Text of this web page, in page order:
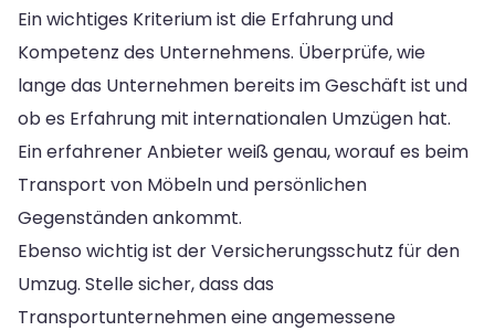
Ein wichtiges Kriterium ist die Erfahrung und
Kompetenz des Unternehmens. Überprüfe, wie
lange das Unternehmen bereits im Geschäft ist und
ob es Erfahrung mit internationalen Umzügen hat.
Ein erfahrener Anbieter weiß genau, worauf es beim
Transport von Möbeln und persönlichen
Gegenständen ankommt.
Ebenso wichtig ist der Versicherungsschutz für den
Umzug. Stelle sicher, dass das
Transportunternehmen eine angemessene